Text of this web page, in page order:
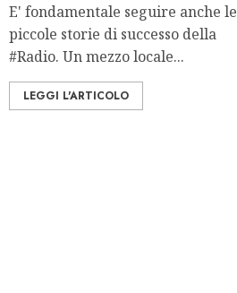
E' fondamentale seguire anche le
piccole storie di successo della
#Radio. Un mezzo locale...
LEGGI L'ARTICOLO